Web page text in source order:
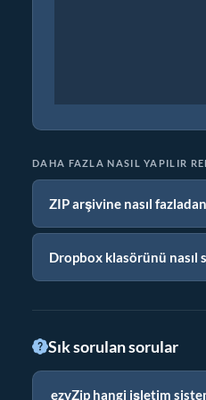
DAHA FAZLA NASIL YAPILIR
ZIP arşivine nasıl
Dropbox klasörünü nasıl
Sık sorulan sorular
ezyZip hangi işletim